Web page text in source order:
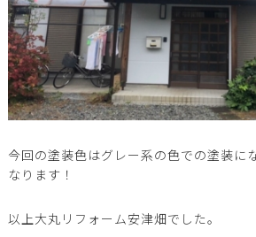
今回の塗装色はグレー系の色での塗装に
なります！
以上大丸リフォーム安津畑でした。